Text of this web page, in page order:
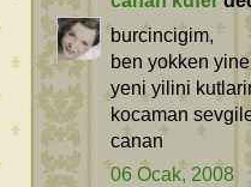
burcincigim,
ben yokken
yeni yilini
kocaman
canan
06 Ocak, 2008